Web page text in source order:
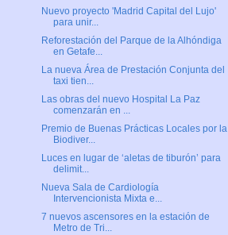
Nuevo proyecto 'Madrid Capital del Lujo'
para unir...
Reforestación del Parque de la Alhóndiga
en Getafe...
La nueva Área de Prestación Conjunta del
taxi tien...
Las obras del nuevo Hospital La Paz
comenzarán en ...
Premio de Buenas Prácticas Locales por la
Biodiver...
Luces en lugar de ‘aletas de tiburón’ para
delimit...
Nueva Sala de Cardiología
Intervencionista Mixta e...
7 nuevos ascensores en la estación de
Metro de Tri...